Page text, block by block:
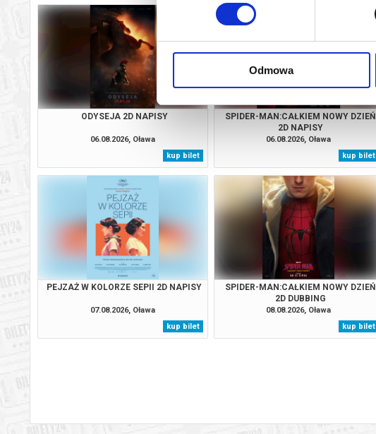
Odmowa
ODYSEJA 2D NAPISY
06.08.2026, Oława
kup bilet
SPIDER-MAN:CAŁKIEM NOWY DZIEŃ
2D NAPISY
06.08.2026, Oława
kup bilet
PEJZAŻ W KOLORZE SEPII 2D NAPISY
07.08.2026, Oława
kup bilet
SPIDER-MAN:CAŁKIEM NOWY DZIEŃ
2D DUBBING
08.08.2026, Oława
kup bilet